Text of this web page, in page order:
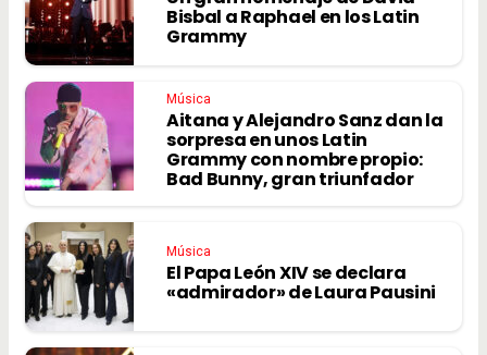
Bisbal a Raphael en los Latin
Grammy
Música
Aitana y Alejandro Sanz dan la
sorpresa en unos Latin
Grammy con nombre propio:
Bad Bunny, gran triunfador
Música
El Papa León XIV se declara
«admirador» de Laura Pausini